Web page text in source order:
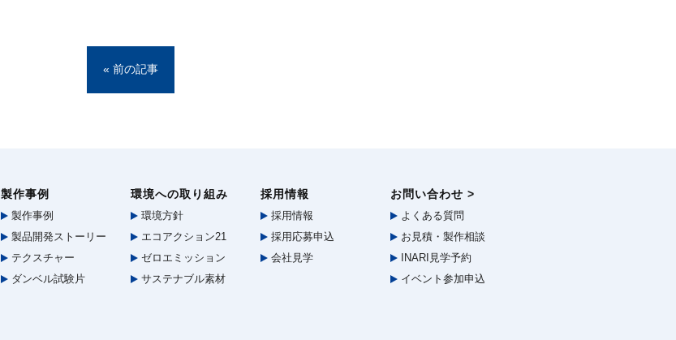
« 前の記事
製作事例
製作事例
製品開発ストーリー
テクスチャー
ダンベル試験片
環境への取り組み
環境方針
エコアクション21
ゼロエミッション
サステナブル素材
採用情報
採用情報
採用応募申込
会社見学
お問い合わせ >
よくある質問
お見積・製作相談
INARI見学予約
イベント参加申込